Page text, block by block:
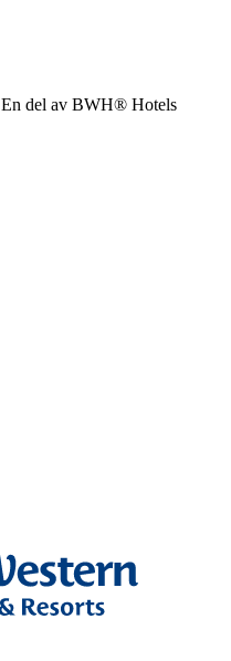
En del av BWH® Hotels